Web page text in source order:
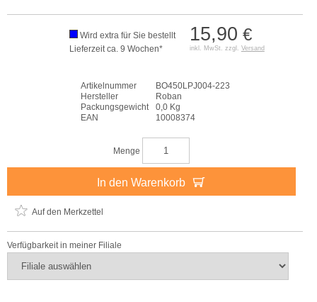
15,90 €
inkl. MwSt. zzgl. Versand
Wird extra für Sie bestellt
Lieferzeit ca. 9 Wochen*
Artikelnummer
BO450LPJ004-223
Hersteller
Roban
Packungsgewicht
0,0 Kg
EAN
10008374
Menge
In den Warenkorb
Auf den Merkzettel
Verfügbarkeit in meiner Filiale